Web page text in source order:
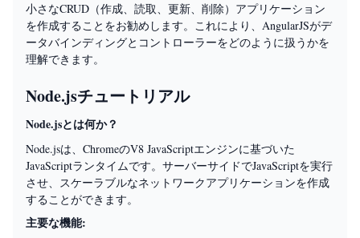
小さなCRUD（作成、読取、更新、削除）アプリケーション
を作成することをお勧めします。これにより、AngularJSがデ
ータバインディングとコントローラーをどのように扱うかを
理解できます。
Node.jsチュートリアル
Node.jsとは何か？
Node.jsは、ChromeのV8 JavaScriptエンジンに基づいた
JavaScriptランタイムです。サーバーサイドでJavaScriptを実行
させ、スケーラブルなネットワークアプリケーションを作成
することができます。
主要な機能: